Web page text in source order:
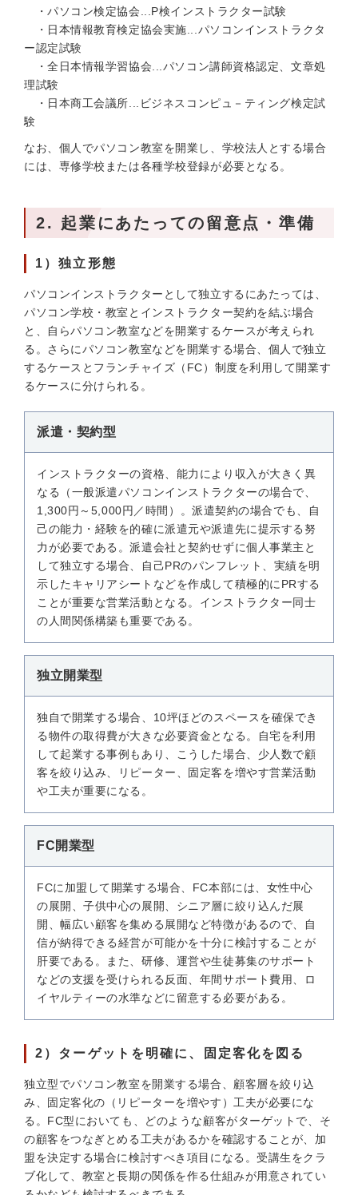
・パソコン検定協会...P検インストラクター試験
・日本情報教育検定協会実施...パソコンインストラクタ
ー認定試験
・全日本情報学習協会...パソコン講師資格認定、文章処
理試験
・日本商工会議所...ビジネスコンピュ－ティング検定試
験
なお、個人でパソコン教室を開業し、学校法人とする場合
には、専修学校または各種学校登録が必要となる。
2. 起業にあたっての留意点・準備
1）独立形態
パソコンインストラクターとして独立するにあたっては、
パソコン学校・教室とインストラクター契約を結ぶ場合
と、自らパソコン教室などを開業するケースが考えられ
る。さらにパソコン教室などを開業する場合、個人で独立
するケースとフランチャイズ（FC）制度を利用して開業す
るケースに分けられる。
派遣・契約型
インストラクターの資格、能力により収入が大きく異
なる（一般派遣パソコンインストラクターの場合で、
1,300円～5,000円／時間）。派遣契約の場合でも、自
己の能力・経験を的確に派遣元や派遣先に提示する努
力が必要である。派遣会社と契約せずに個人事業主と
して独立する場合、自己PRのパンフレット、実績を明
示したキャリアシートなどを作成して積極的にPRする
ことが重要な営業活動となる。インストラクター同士
の人間関係構築も重要である。
独立開業型
独自で開業する場合、10坪ほどのスペースを確保でき
る物件の取得費が大きな必要資金となる。自宅を利用
して起業する事例もあり、こうした場合、少人数で顧
客を絞り込み、リピーター、固定客を増やす営業活動
や工夫が重要になる。
FC開業型
FCに加盟して開業する場合、FC本部には、女性中心
の展開、子供中心の展開、シニア層に絞り込んだ展
開、幅広い顧客を集める展開など特徴があるので、自
信が納得できる経営が可能かを十分に検討することが
肝要である。また、研修、運営や生徒募集のサポート
などの支援を受けられる反面、年間サポート費用、ロ
イヤルティーの水準などに留意する必要がある。
2）ターゲットを明確に、固定客化を図る
独立型でパソコン教室を開業する場合、顧客層を絞り込
み、固定客化の（リピーターを増やす）工夫が必要にな
る。FC型においても、どのような顧客がターゲットで、そ
の顧客をつなぎとめる工夫があるかを確認することが、加
盟を決定する場合に検討すべき項目になる。受講生をクラ
ブ化して、教室と長期の関係を作る仕組みが用意されてい